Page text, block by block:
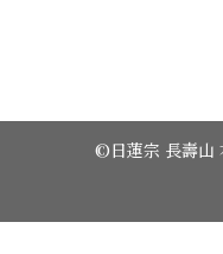
©日蓮宗 長壽